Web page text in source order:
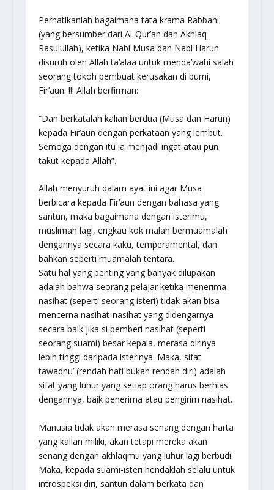
Perhatikanlah bagaimana tata krama Rabbani
(yang bersumber dari Al-Qur’an dan Akhlaq
Rasulullah), ketika Nabi Musa dan Nabi Harun
disuruh oleh Allah ta’alaa untuk menda’wahi salah
seorang tokoh pembuat kerusakan di bumi,
Fir’aun. !!! Allah berfirman:
“Dan berkatalah kalian berdua (Musa dan Harun)
kepada Fir’aun dengan perkataan yang lembut.
Semoga dengan itu ia menjadi ingat atau pun
takut kepada Allah”.
Allah menyuruh dalam ayat ini agar Musa
berbicara kepada Fir’aun dengan bahasa yang
santun, maka bagaimana dengan isterimu,
muslimah lagi, engkau kok malah bermuamalah
dengannya secara kaku, temperamental, dan
bahkan seperti muamalah tentara.
Satu hal yang penting yang banyak dilupakan
adalah bahwa seorang pelajar ketika menerima
nasihat (seperti seorang isteri) tidak akan bisa
mencerna nasihat-nasihat yang didengarnya
secara baik jika si pemberi nasihat (seperti
seorang suami) besar kepala, merasa dirinya
lebih tinggi daripada isterinya. Maka, sifat
tawadhu’ (rendah hati bukan rendah diri) adalah
sifat yang luhur yang setiap orang harus berhias
dengannya, baik penerima atau pengirim nasihat.
Manusia tidak akan merasa senang dengan harta
yang kalian miliki, akan tetapi mereka akan
senang dengan akhlaqmu yang luhur lagi berbudi.
Maka, kepada suami-isteri hendaklah selalu untuk
introspeksi diri, santun dalam berkata dan